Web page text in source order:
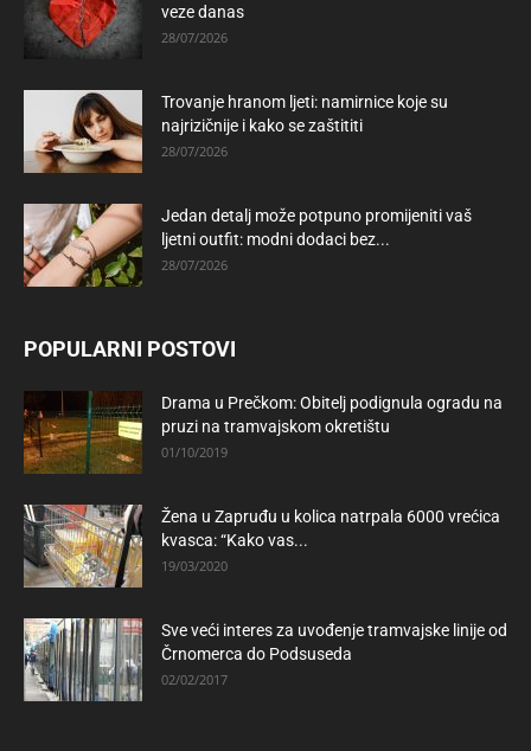
veze danas
28/07/2026
Trovanje hranom ljeti: namirnice koje su
najrizičnije i kako se zaštititi
28/07/2026
Jedan detalj može potpuno promijeniti vaš
ljetni outfit: modni dodaci bez...
28/07/2026
POPULARNI POSTOVI
Drama u Prečkom: Obitelj podignula ogradu na
pruzi na tramvajskom okretištu
01/10/2019
Žena u Zapruđu u kolica natrpala 6000 vrećica
kvasca: “Kako vas...
19/03/2020
Sve veći interes za uvođenje tramvajske linije od
Črnomerca do Podsuseda
02/02/2017